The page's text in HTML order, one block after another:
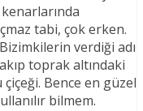
tabi, çok erken.
verdiği adı
toprak altındaki
Bence en güzel
bilmem.